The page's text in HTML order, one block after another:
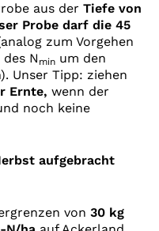
aus der Tiefe von
Probe darf die 45
zum Vorgehen
N min um den
Unser Tipp: ziehen
Ernte, wenn der
noch keine
aufgebracht
von 30 kg